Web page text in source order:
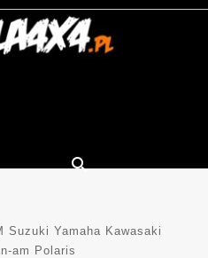

Suzuki Yamaha Kawasaki
am Polaris